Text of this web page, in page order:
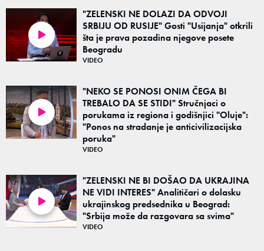
"ZELENSKI NE DOLAZI DA ODVOJI
SRBIJU OD RUSIJE" Gosti "Usijanja" otkrili
šta je prava pozadina njegove posete
Beogradu
VIDEO
"NEKO SE PONOSI ONIM ČEGA BI
TREBALO DA SE STIDI" Stručnjaci o
porukama iz regiona i godišnjici "Oluje":
"Ponos na stradanje je anticivilizacijska
poruka"
VIDEO
"ZELENSKI NE BI DOŠAO DA UKRAJINA
NE VIDI INTERES" Analitičari o dolasku
ukrajinskog predsednika u Beograd:
"Srbija može da razgovara sa svima"
VIDEO